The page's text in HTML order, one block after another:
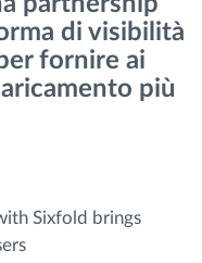
di visibilità
fornire ai
più